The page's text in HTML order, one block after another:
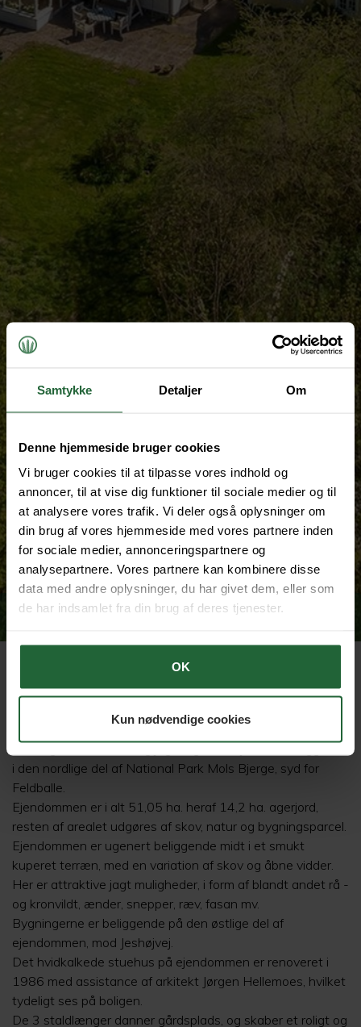
Samtykke Detaljer Om
Denne hjemmeside bruger cookies
Vi bruger cookies til at tilpasse vores indhold og
annoncer, til at vise dig funktioner til sociale medier og til
at analysere vores trafik. Vi deler også oplysninger om
din brug af vores hjemmeside med vores partnere inden
for sociale medier, annonceringspartnere og
analysepartnere. Vores partnere kan kombinere disse
data med andre oplysninger, du har givet dem, eller som
de har indsamlet fra din brug af deres tjenester.
OK
Kun nødvendige cookies
Naturskøn landejendom
Jeshøjvej 4, 8410 Rønde
i den nordlige del af National Park Mols Bjerge, syd for
Feldballe.
Ejendommen er i alt 51,05 ha. heraf 14,2 ha. agerjord,
resten af arealet udgøres af skov, natur og bygningsparcel.
Ejendommen er ugenert beliggende midt i et smukt
kuperet terræn, med en variation af skov og åbne vidder.
Her er attraktive jagt muligheder, i form af blandt andet rå -
og kronvildt, ænder, snepper, ræv, fasan mv.
Bygningerne er beliggende på den østlige del af
ejendommen, mod Jeshøjvej.
Det hvidkalkede stuehus på ejendommen er renoveret i
1986 med assistance af arkitekt Jørgen Hellemoes, hvilket
tydeligt ses på boligen.
De 3 staldlænger danner gårdsplads, og skaber et roligt og